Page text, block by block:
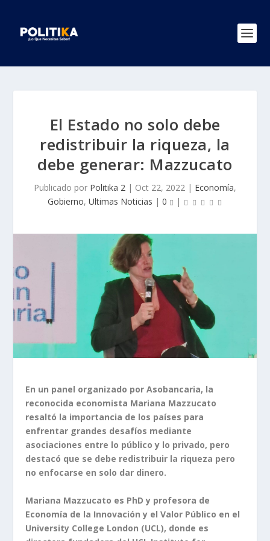
El Estado no solo debe
redistribuir la riqueza, la
debe generar: Mazzucato
Publicado por Politika 2 | Oct 22, 2022 | Economía,
Gobierno, Ultimas Noticias | 0 |
En un panel organizado por Asobancaria, la
reconocida economista Mariana Mazzucato
resaltó la importancia de los países para
enfrentar grandes desafíos mediante
asociaciones entre lo público y lo privado, pero
destacó que se debe redistribuir la riqueza pero
no enfocarse en solo dar dinero.
Mariana Mazzucato es PhD y profesora de
Economía de la Innovación y el Valor Público en el
University College London (UCL), donde es